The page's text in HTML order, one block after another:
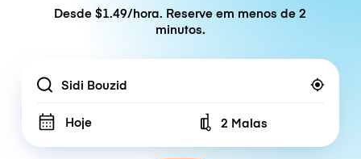
Desde $1.49/hora. Reserve em menos de 2
minutos.
Location
Hoje Number of bags
2 Malas